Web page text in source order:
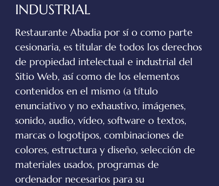
INDUSTRIAL
Restaurante Abadia por sí o como parte
cesionaria, es titular de todos los derechos
de propiedad intelectual e industrial del
Sitio Web, así como de los elementos
contenidos en el mismo (a título
enunciativo y no exhaustivo, imágenes,
sonido, audio, vídeo, software o textos,
marcas o logotipos, combinaciones de
colores, estructura y diseño, selección de
materiales usados, programas de
ordenador necesarios para su